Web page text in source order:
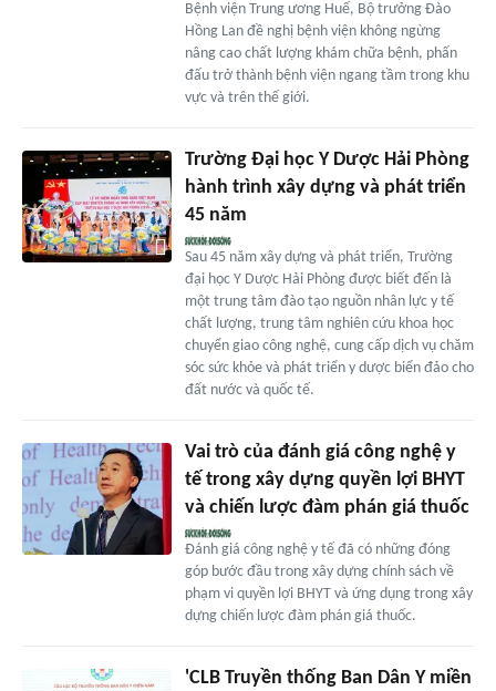
Bệnh viện Trung ương Huế, Bộ trưởng Đào
Hồng Lan đề nghị bệnh viện không ngừng
nâng cao chất lượng khám chữa bệnh, phấn
đấu trở thành bệnh viện ngang tầm trong khu
vực và trên thế giới.
Trường Đại học Y Dược Hải Phòng
hành trình xây dựng và phát triển
45 năm
Sau 45 năm xây dựng và phát triển, Trường
đại học Y Dược Hải Phòng được biết đến là
một trung tâm đào tạo nguồn nhân lực y tế
chất lượng, trung tâm nghiên cứu khoa học
chuyển giao công nghệ, cung cấp dịch vụ chăm
sóc sức khỏe và phát triển y dược biển đảo cho
đất nước và quốc tế.
Vai trò của đánh giá công nghệ y
tế trong xây dựng quyền lợi BHYT
và chiến lược đàm phán giá thuốc
Đánh giá công nghệ y tế đã có những đóng
góp bước đầu trong xây dựng chính sách về
phạm vi quyền lợi BHYT và ứng dụng trong xây
dựng chiến lược đàm phán giá thuốc.
'CLB Truyền thống Ban Dân Y miền